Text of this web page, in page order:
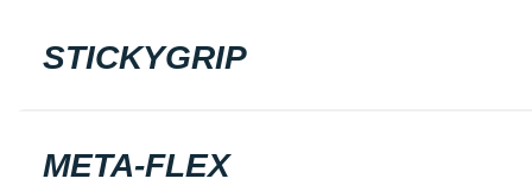
STICKYGRIP
META-FLEX